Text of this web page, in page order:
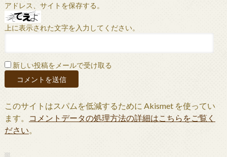
アドレス、サイトを保存する。
上に表示された文字を入力してください。
新しい投稿をメールで受け取る
このサイトはスパムを低減するために Akismet を使ってい
ます。
コメントデータの処理方法の詳細はこちらをご覧く
ださい。